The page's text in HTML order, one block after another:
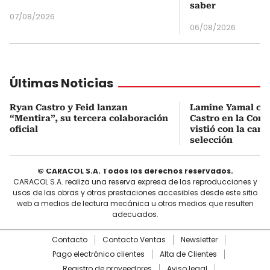
07/08/2026
saber
06/08/2026
Últimas Noticias
Ryan Castro y Feid lanzan
“Mentira”, su tercera colaboración
oficial
Lamine Yamal
Castro en la
vistió con la
selección
© CARACOL S.A. Todos los derechos reservados.
CARACOL S.A. realiza una reserva expresa de las reproducciones y
usos de las obras y otras prestaciones accesibles desde este sitio
web a medios de lectura mecánica u otros medios que resulten
adecuados.
Contacto Contacto Ventas
Newsletter
Pago electrónico clientes
Alta de Clientes